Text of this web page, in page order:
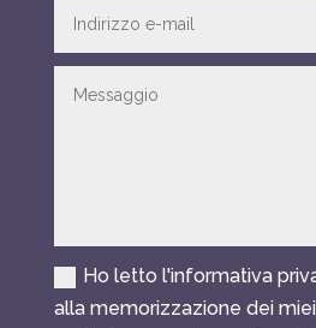
Ho letto l'informativa
alla memorizzazione dei